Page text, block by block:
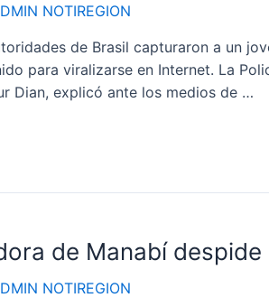
NOTIREGION
de Brasil capturaron a un
para viralizarse en Internet. La
Dian, explicó ante los medios de …
de Manabí
NOTIREGION